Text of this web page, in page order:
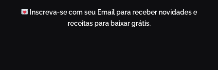
Inscreva-se com seu Email para receber novidades e
receitas para baixar grátis.